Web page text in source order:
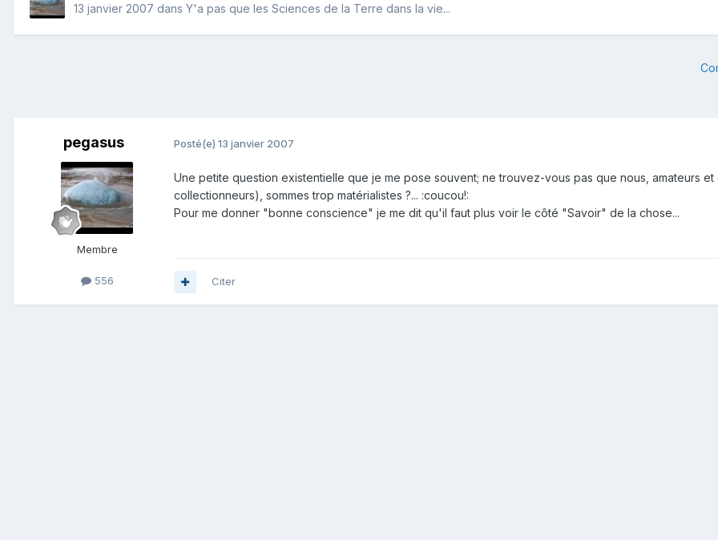
13 janvier 2007 dans Y'a pas que les Sciences de la Terre dans la vie...
pegasus
Membre
556
Posté(e) 13 janvier 2007
Une petite question existentielle que je me pose souvent; ne trouvez-vous pas que nous, amateurs
collectionneurs), sommes trop matérialistes ?... :coucou!:
Pour me donner "bonne conscience" je me dit qu'il faut plus voir le côté "Savoir" de la chose...
Citer